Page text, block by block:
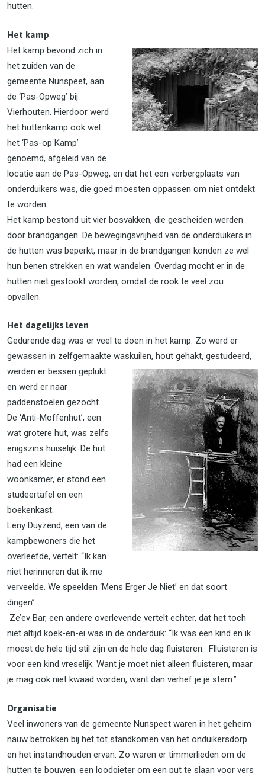
hutten.
Het kamp
Het kamp bevond zich in
het zuiden van de
gemeente Nunspeet, aan
de ‘Pas-Opweg’ bij
Vierhouten. Hierdoor werd
het huttenkamp ook wel
het ‘Pas-op Kamp’
genoemd, afgeleid van de
locatie aan de Pas-Opweg, en dat het een verbergplaats van
onderduikers was, die goed moesten oppassen om niet ontdekt
te worden.
Het kamp bestond uit vier bosvakken, die gescheiden werden
door brandgangen. De bewegingsvrijheid van de onderduikers in
de hutten was beperkt, maar in de brandgangen konden ze wel
hun benen strekken en wat wandelen. Overdag mocht er in de
hutten niet gestookt worden, omdat de rook te veel zou
opvallen.
Het dagelijks leven
Gedurende dag was er veel te doen in het kamp. Zo werd er
gewassen in zelfgemaakte waskuilen, hout gehakt, gestudeerd,
werden er bessen geplukt
en werd er naar
paddenstoelen gezocht.
De ‘Anti-Moffenhut’, een
wat grotere hut, was zelfs
enigszins huiselijk. De hut
had een kleine
woonkamer, er stond een
studeertafel en een
boekenkast.
Leny Duyzend, een van de
kampbewoners die het
overleefde, vertelt: ‘‘Ik kan
niet herinneren dat ik me
verveelde. We speelden ‘Mens Erger Je Niet’ en dat soort
dingen’’.
Ze’ev Bar, een andere overlevende vertelt echter, dat het toch
niet altijd koek-en-ei was in de onderduik: ‘‘Ik was een kind en ik
moest de hele tijd stil zijn en de hele dag fluisteren. Flluisteren is
voor een kind vreselijk. Want je moet niet alleen fluisteren, maar
je mag ook niet kwaad worden, want dan verhef je je stem.’’
Organisatie
Veel inwoners van de gemeente Nunspeet waren in het geheim
nauw betrokken bij het tot standkomen van het onduikersdorp
en het instandhouden ervan. Zo waren er timmerlieden om de
hutten te bouwen, een loodgieter om een put te slaan voor vers